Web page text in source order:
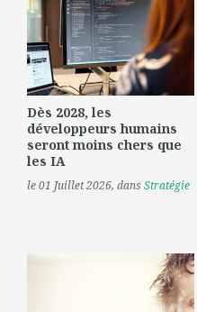
Dès 2028, les
développeurs humains
seront moins chers que
les IA
le 01 Juillet 2026, dansStratégie